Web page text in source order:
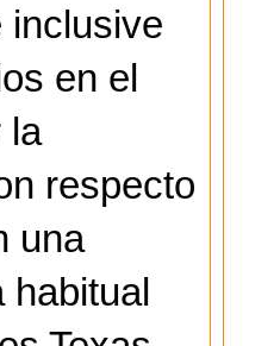
inclusive
en el
la
respecto
una